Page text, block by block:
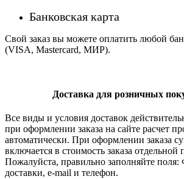
Банковская карта
Свой заказ вы можете оплатить любой
(VISA, Mastercard, МИР).
Доставка для розничных
Все виды и условия доставок
при оформлении заказа на сайте расчет
автоматически. При оформлении заказа
включается в стоимость заказа отдельной
Пожалуйста, правильно заполняйте
доставки, e-mail и телефон.